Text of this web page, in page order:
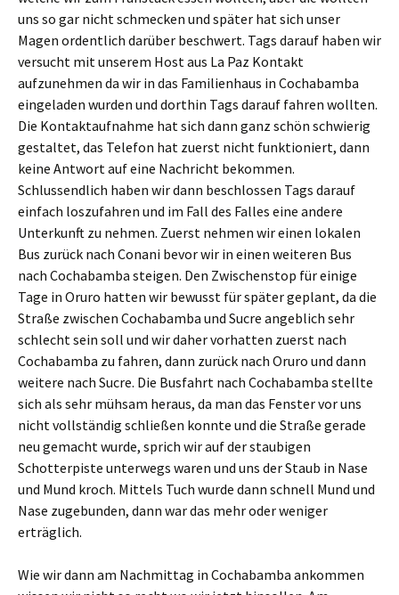
uns so gar nicht schmecken und später hat sich unser
Magen ordentlich darüber beschwert. Tags darauf haben wir
versucht mit unserem Host aus La Paz Kontakt
aufzunehmen da wir in das Familienhaus in Cochabamba
eingeladen wurden und dorthin Tags darauf fahren wollten.
Die Kontaktaufnahme hat sich dann ganz schön schwierig
gestaltet, das Telefon hat zuerst nicht funktioniert, dann
keine Antwort auf eine Nachricht bekommen.
Schlussendlich haben wir dann beschlossen Tags darauf
einfach loszufahren und im Fall des Falles eine andere
Unterkunft zu nehmen. Zuerst nehmen wir einen lokalen
Bus zurück nach Conani bevor wir in einen weiteren Bus
nach Cochabamba steigen. Den Zwischenstop für einige
Tage in Oruro hatten wir bewusst für später geplant, da die
Straße zwischen Cochabamba und Sucre angeblich sehr
schlecht sein soll und wir daher vorhatten zuerst nach
Cochabamba zu fahren, dann zurück nach Oruro und dann
weitere nach Sucre. Die Busfahrt nach Cochabamba stellte
sich als sehr mühsam heraus, da man das Fenster vor uns
nicht vollständig schließen konnte und die Straße gerade
neu gemacht wurde, sprich wir auf der staubigen
Schotterpiste unterwegs waren und uns der Staub in Nase
und Mund kroch. Mittels Tuch wurde dann schnell Mund und
Nase zugebunden, dann war das mehr oder weniger
erträglich.
Wie wir dann am Nachmittag in Cochabamba ankommen